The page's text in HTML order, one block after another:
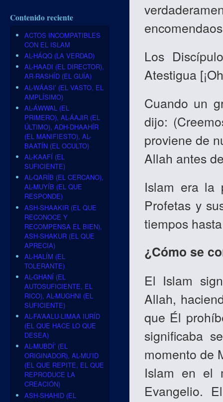
Los
Atestigua
Cuando un
dijo:
proviene de
Allah antes
Islam era la
Profetas y
tiempos
¿Cómo se
El Islam
Allah,
que Él
significaba
momento de
Islam en el
Evangelio.
Contenido reciente
ACTOS INCOMPATIBLES
CON EL ISLAM
AL-HÁQQ (LA VERDAD)
AL-HAADI (EL DIRECTOR),
AR-RASHÍD (EL GUÍA)
AL-WÁASI’ (EL VASTO, EL
AMPLÍSIMO)
AL-ÁWWAL (EL
PRIMERO), AL-ÁAJIR (EL
ÚLTIMO), ADH-DHAAHÍR
(EL MANIFIESTO), AL-
BAATÍN (EL OCULTO)
AL-KAAFÍ (EL
SUFICIENTE)
AL-QARÍB (EL CERCANO),
AL-MUYÍB (EL QUE
RESPONDE)
ASH-SHAAKIR (EL QUE
RECONOCE Y
RECOMPENSA EL BIEN),
ASH-SHAKUR (EL QUE
APRECIA)
AL-HALÍM (EL
TOLERANTE)
AL-GHANÍ (EL
AUTOSUFICIENTE, EL
RICO), AL-MUGHNI (EL
SUFICIENTE)
AL-FA’AALU-LIMAA IURÍD
(EL QUE HACE LO QUE
DESEA)
AL-MUBDÍ’ (EL
ORIGINADOR), AL-MU’ID
(EL QUE REPITE, EL QUE
REPRODUCE LA
CREACIÓN)
ASH-SHAHID (EL